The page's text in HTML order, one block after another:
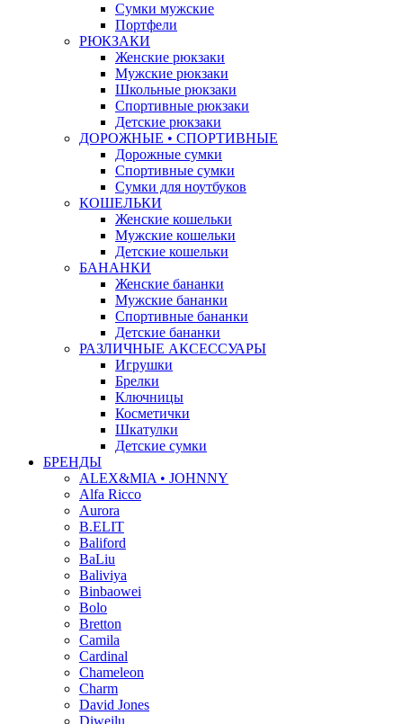
Сумки мужские
Портфели
РЮКЗАКИ
Женские рюкзаки
Мужские рюкзаки
Школьные рюкзаки
Спортивные рюкзаки
Детские рюкзаки
ДОРОЖНЫЕ • СПОРТИВНЫЕ
Дорожные сумки
Спортивные сумки
Сумки для ноутбуков
КОШЕЛЬКИ
Женские кошельки
Мужские кошельки
Детские кошельки
БАНАНКИ
Женские бананки
Мужские бананки
Спортивные бананки
Детские бананки
РАЗЛИЧНЫЕ АКСЕССУАРЫ
Игрушки
Брелки
Ключницы
Косметички
Шкатулки
Детские сумки
БРЕНДЫ
ALEX&MIA • JOHNNY
Alfa Ricco
Aurora
B.ELIT
Baliford
BaLiu
Baliviya
Binbaowei
Bolo
Bretton
Camila
Cardinal
Chameleon
Charm
David Jones
Diweilu